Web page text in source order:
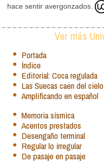
hace sentir avergonzados.
Ver más
Portada
Índice
Editorial: Coca regulada
Las Suecas caen del cielo
Amplificando en español
Memoria sísmica
Acentos prestados
Desengaño terminal
Regular lo irregular
De pasaje en pasaje